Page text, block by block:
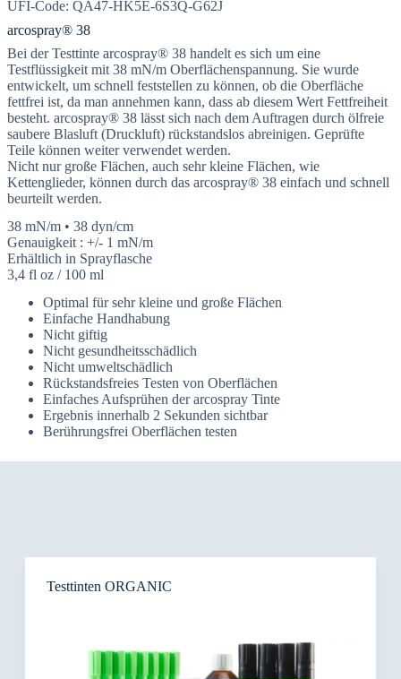
UFI-Code: QA47-HK5E-6S3Q-G62J
arcospray® 38
Bei der Testtinte arcospray® 38 handelt es sich um eine
Testflüssigkeit mit 38 mN/m Oberflächenspannung. Sie wurde
entwickelt, um schnell feststellen zu können, ob die Oberfläche
fettfrei ist, da man annehmen kann, dass ab diesem Wert Fettfreiheit
besteht. arcospray® 38 lässt sich nach dem Auftragen durch ölfreie
saubere Blasluft (Druckluft) rückstandslos abreinigen. Geprüfte
Teile können weiter verwendet werden.
Nicht nur große Flächen, auch sehr kleine Flächen, wie
Kettenglieder, können durch das arcospray® 38 einfach und schnell
beurteilt werden.
38 mN/m • 38 dyn/cm
Genauigkeit : +/- 1 mN/m
Erhältlich in Sprayflasche
3,4 fl oz / 100 ml
Optimal für sehr kleine und große Flächen
Einfache Handhabung
Nicht giftig
Nicht gesundheitsschädlich
Nicht umweltschädlich
Rückstandsfreies Testen von Oberflächen
Einfaches Aufsprühen der arcospray Tinte
Ergebnis innerhalb 2 Sekunden sichtbar
Berührungsfrei Oberflächen testen
Testtinten ORGANIC